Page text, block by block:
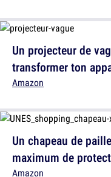
Un chapeau de
maximum de
Amazon
Un projecteur de
transformer ton
Amazon